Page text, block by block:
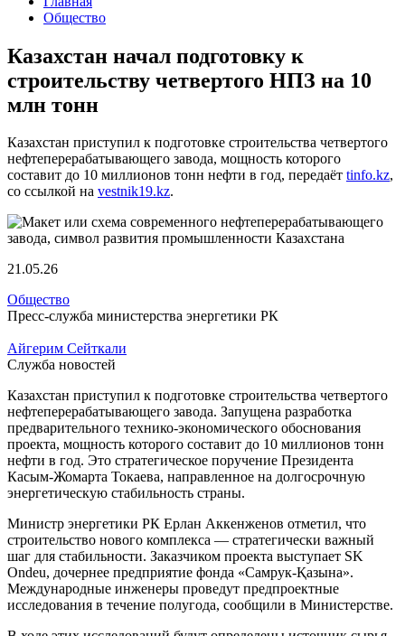
Общество
Казахстан начал подготовку к
строительству четвертого НПЗ на 10
млн тонн
Казахстан приступил к подготовке строительства четвертого
нефтеперерабатывающего завода, мощность которого
составит до 10 миллионов тонн нефти в год, передаёт tinfo.kz,
со ссылкой на vestnik19.kz.
21.05.26
Общество
Пресс-служба министерства энергетики РК
Айгерим Сейткали
Служба новостей
Казахстан приступил к подготовке строительства четвертого
нефтеперерабатывающего завода. Запущена разработка
предварительного технико-экономического обоснования
проекта, мощность которого составит до 10 миллионов тонн
нефти в год. Это стратегическое поручение Президента
Касым-Жомарта Токаева, направленное на долгосрочную
энергетическую стабильность страны.
Министр энергетики РК Ерлан Аккенженов отметил, что
строительство нового комплекса — стратегически важный
шаг для стабильности. Заказчиком проекта выступает SK
Ondeu, дочернее предприятие фонда «Самрук-Қазына».
Международные инженеры проведут предпроектные
исследования в течение полугода, сообщили в Министерстве.